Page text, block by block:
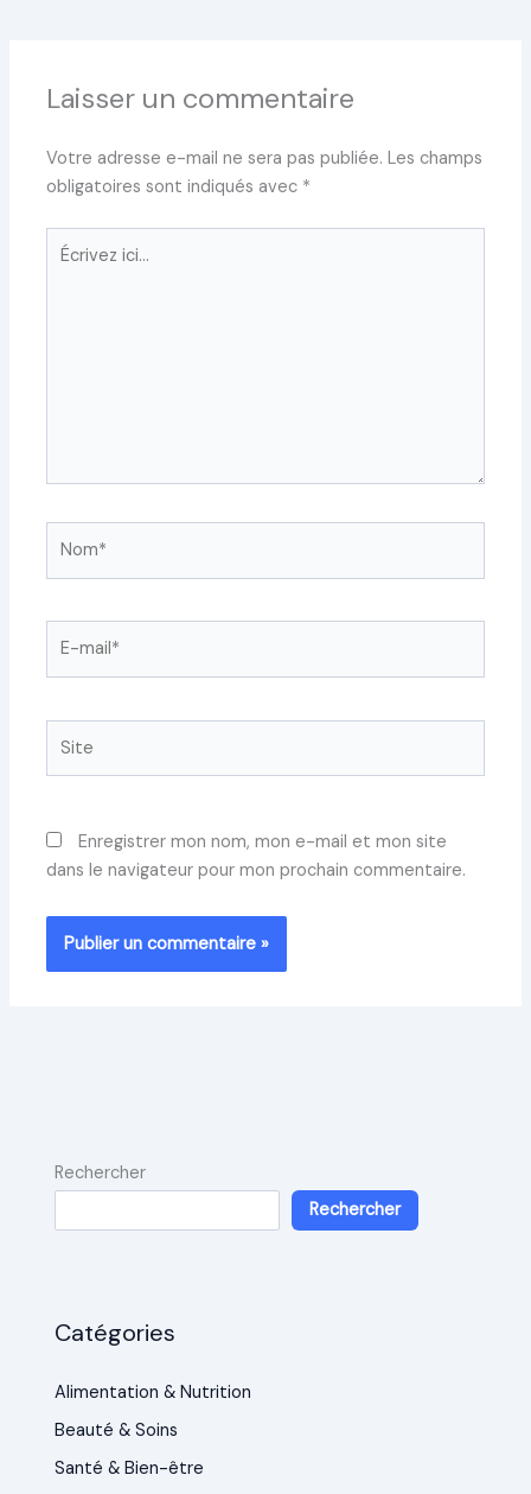
Laisser un commentaire
Votre adresse e-mail ne sera pas publiée. Les champs
obligatoires sont indiqués avec *
Écrivez
ici…
Enregistrer mon nom, mon e-mail et mon site
dans le navigateur pour mon prochain commentaire.
Rechercher
Rechercher
Catégories
Alimentation & Nutrition
Beauté & Soins
Santé & Bien-être